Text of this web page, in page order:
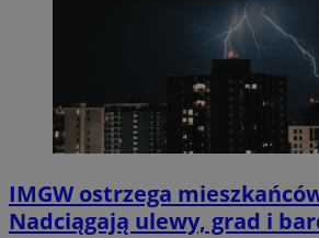
IMGW ostrzega
Nadciągają ulewy, grad i